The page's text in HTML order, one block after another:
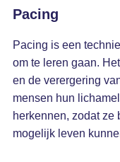
Pacing
Pacing is een
om te leren gaan.
en de verergering
mensen hun
herkennen, zodat ze
mogelijk leven